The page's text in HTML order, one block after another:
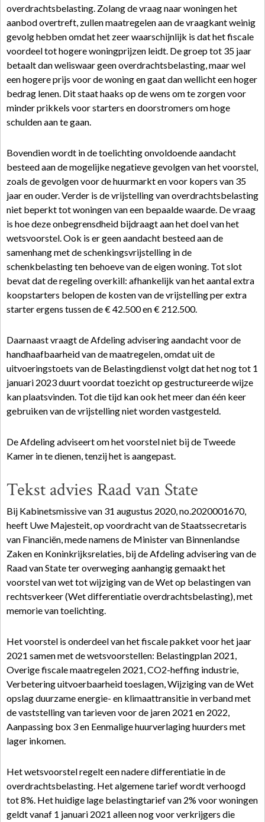
overdrachtsbelasting. Zolang de vraag naar woningen het
aanbod overtreft, zullen maatregelen aan de vraagkant weinig
gevolg hebben omdat het zeer waarschijnlijk is dat het fiscale
voordeel tot hogere woningprijzen leidt. De groep tot 35 jaar
betaalt dan weliswaar geen overdrachtsbelasting, maar wel
een hogere prijs voor de woning en gaat dan wellicht een hoger
bedrag lenen. Dit staat haaks op de wens om te zorgen voor
minder prikkels voor starters en doorstromers om hoge
schulden aan te gaan.
Bovendien wordt in de toelichting onvoldoende aandacht
besteed aan de mogelijke negatieve gevolgen van het voorstel,
zoals de gevolgen voor de huurmarkt en voor kopers van 35
jaar en ouder. Verder is de vrijstelling van overdrachtsbelasting
niet beperkt tot woningen van een bepaalde waarde. De vraag
is hoe deze onbegrensdheid bijdraagt aan het doel van het
wetsvoorstel. Ook is er geen aandacht besteed aan de
samenhang met de schenkingsvrijstelling in de
schenkbelasting ten behoeve van de eigen woning. Tot slot
bevat dat de regeling overkill: afhankelijk van het aantal extra
koopstarters belopen de kosten van de vrijstelling per extra
starter ergens tussen de € 42.500 en € 212.500.
Daarnaast vraagt de Afdeling advisering aandacht voor de
handhaafbaarheid van de maatregelen, omdat uit de
uitvoeringstoets van de Belastingdienst volgt dat het nog tot 1
januari 2023 duurt voordat toezicht op gestructureerde wijze
kan plaatsvinden. Tot die tijd kan ook het meer dan één keer
gebruiken van de vrijstelling niet worden vastgesteld.
De Afdeling adviseert om het voorstel niet bij de Tweede
Kamer in te dienen, tenzij het is aangepast.
Tekst advies Raad van State
Bij Kabinetsmissive van 31 augustus 2020, no.2020001670,
heeft Uwe Majesteit, op voordracht van de Staatssecretaris
van Financiën, mede namens de Minister van Binnenlandse
Zaken en Koninkrijksrelaties, bij de Afdeling advisering van de
Raad van State ter overweging aanhangig gemaakt het
voorstel van wet tot wijziging van de Wet op belastingen van
rechtsverkeer (Wet differentiatie overdrachtsbelasting), met
memorie van toelichting.
Het voorstel is onderdeel van het fiscale pakket voor het jaar
2021 samen met de wetsvoorstellen: Belastingplan 2021,
Overige fiscale maatregelen 2021, CO2-heffing industrie,
Verbetering uitvoerbaarheid toeslagen, Wijziging van de Wet
opslag duurzame energie- en klimaattransitie in verband met
de vaststelling van tarieven voor de jaren 2021 en 2022,
Aanpassing box 3 en Eenmalige huurverlaging huurders met
lager inkomen.
Het wetsvoorstel regelt een nadere differentiatie in de
overdrachtsbelasting. Het algemene tarief wordt verhoogd
tot 8%. Het huidige lage belastingtarief van 2% voor woningen
geldt vanaf 1 januari 2021 alleen nog voor verkrijgers die